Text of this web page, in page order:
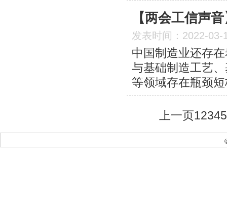
【两会工信声
发表时间：2022-03-
中国制造业还存
与基础制造工艺
等领域存在瓶颈
上一页12345